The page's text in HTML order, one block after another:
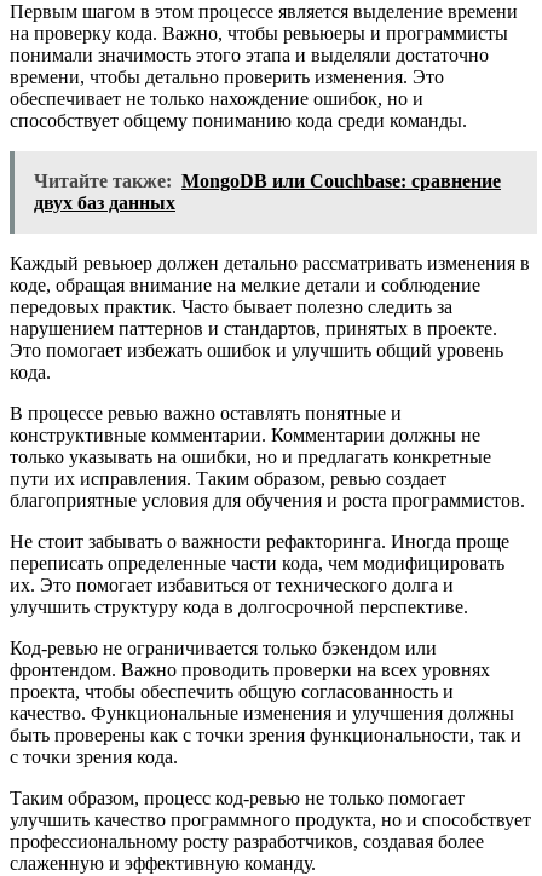
Первым шагом в этом процессе является выделение времени
на проверку кода. Важно, чтобы ревьюеры и программисты
понимали значимость этого этапа и выделяли достаточно
времени, чтобы детально проверить изменения. Это
обеспечивает не только нахождение ошибок, но и
способствует общему пониманию кода среди команды.
Читайте также: MongoDB или Couchbase: сравнение
двух баз данных
Каждый ревьюер должен детально рассматривать изменения в
коде, обращая внимание на мелкие детали и соблюдение
передовых практик. Часто бывает полезно следить за
нарушением паттернов и стандартов, принятых в проекте.
Это помогает избежать ошибок и улучшить общий уровень
кода.
В процессе ревью важно оставлять понятные и
конструктивные комментарии. Комментарии должны не
только указывать на ошибки, но и предлагать конкретные
пути их исправления. Таким образом, ревью создает
благоприятные условия для обучения и роста программистов.
Не стоит забывать о важности рефакторинга. Иногда проще
переписать определенные части кода, чем модифицировать
их. Это помогает избавиться от технического долга и
улучшить структуру кода в долгосрочной перспективе.
Код-ревью не ограничивается только бэкендом или
фронтендом. Важно проводить проверки на всех уровнях
проекта, чтобы обеспечить общую согласованность и
качество. Функциональные изменения и улучшения должны
быть проверены как с точки зрения функциональности, так и
с точки зрения кода.
Таким образом, процесс код-ревью не только помогает
улучшить качество программного продукта, но и способствует
профессиональному росту разработчиков, создавая более
слаженную и эффективную команду.